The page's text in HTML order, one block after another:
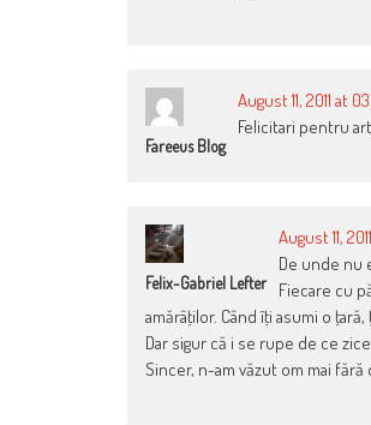
Fareeus Blog
August 11, 2011 at
Felicitari pentru
Felix-Gabriel Lefter
August 11,
De unde nu
Fiecare cu
amărâţilor. Când îţi asumi o
Dar sigur că i se rupe de ce
Sincer, n-am văzut om mai fără